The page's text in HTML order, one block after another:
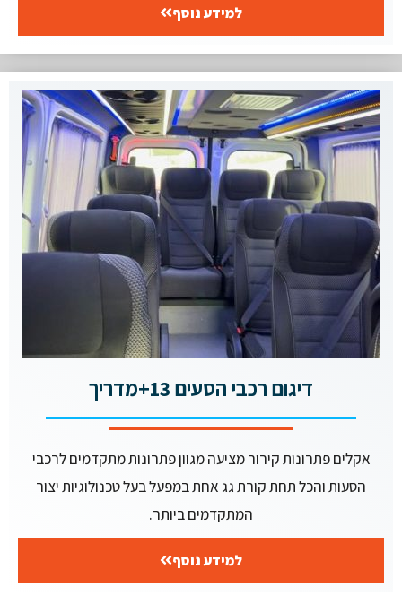
למידע נוסף
דיגום רכבי הסעים 13+מדריך
אקלים פתרונות קירור מציעה מגוון פתרונות מתקדמים לרכבי
הסעות והכל תחת קורת גג אחת במפעל בעל טכנולוגיות יצור
המתקדמים ביותר.
למידע נוסף